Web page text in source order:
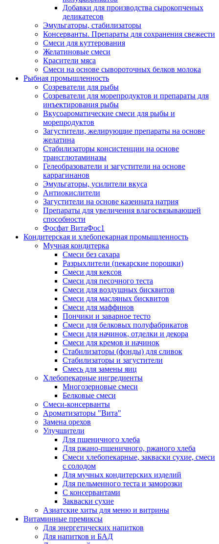
Добавки для производства сырокопченых
деликатесов
Эмульгаторы, стабилизаторы
Консерванты. Препараты для сохранения свежести
Смеси для куттерования
Желатиновые смеси
Красители мяса
Смеси на основе сывороточных белков молока
Рыбная промышленность
Созреватели для рыбы
Созреватели для морепродуктов и препараты для
инъектирования рыбы
Вкусоароматические смеси для рыбы и
морепродуктов
Загустители, желирующие препараты на основе
желатина
Стабилизаторы консистенции на основе
трансглютаминазы
Гелеобразователи и загустители на основе
каррагинанов
Эмульгаторы, усилители вкуса
Антиокислители
Загустители на основе казеината натрия
Препараты для увеличения влагосвязывающей
способности
Фосфат ВитаФос1
Кондитерская и хлебопекарная промышленность
Мучная кондитерка
Смеси без сахара
Разрыхлители (пекарские порошки)
Смеси для кексов
Смеси для песочного теста
Смеси для воздушных бисквитов
Смеси для масляных бисквитов
Смеси для маффинов
Пончики и заварное тесто
Cмеси для белковых полуфабрикатов
Смеси для начинок, отделки и декора
Смеси для кремов и начинок
Стабилизаторы (фонды) для сливок
Стабилизаторы и загустители
Смесь для замены яиц
Хлебопекарные ингредиенты
Многозерновые смеси
Белковые смеси
Смеси-консерванты
Ароматизаторы "Вита"
Замена орехов
Улучшители
Для пшеничного хлеба
Для ржано-пшеничного, ржаного хлеба
Смеси хлебопекарные, закваски сухие, смеси
с солодом
Для мучных кондитерских изделий
Для пельменного теста и заморозки
С консервантами
Закваски сухие
Азиатские хиты для меню и витрины
Витаминные премиксы
Для энергетических напитков
Для напитков и БАД